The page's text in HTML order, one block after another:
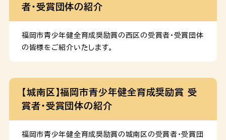
を超える場合は、入院した日から起算して２２日目以後３
者・受賞団体の紹介
福岡市青少年健全育成奨励賞の西区の受賞者・受賞団体
の皆様をご紹介いたします。
【城南区】福岡市青少年健全育成奨励賞 受
賞者・受賞団体の紹介
福岡市青少年健全育成奨励賞の城南区の受賞者・受賞団